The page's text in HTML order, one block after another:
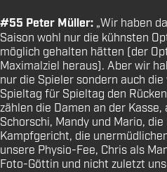
#55 Peter Müller: „Wir haben
Saison wohl nur die kühnsten
möglich gehalten hätten (der
Maximalziel heraus). Aber wir
nur die Spieler sondern auch
Spieltag für Spieltag den
zählen die Damen an der
Schorschi, Mandy und Mario,
Kampfgericht, die
unsere Physio-Fee, Chris als
Foto-Göttin und nicht zuletzt